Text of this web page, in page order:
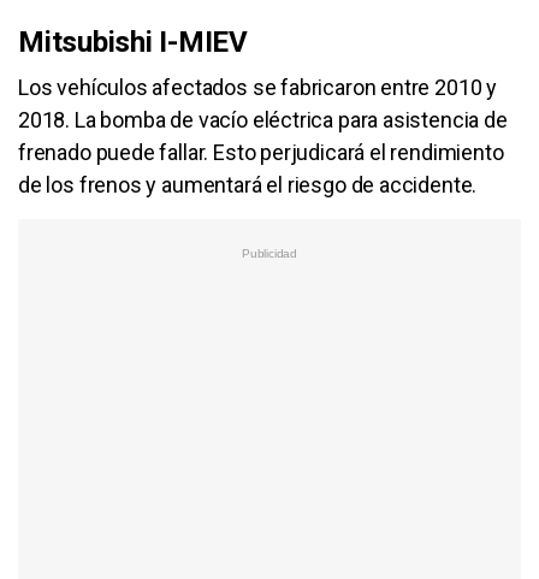
Mitsubishi I-MIEV
Los vehículos afectados se fabricaron entre 2010 y
2018. La bomba de vacío eléctrica para asistencia de
frenado puede fallar. Esto perjudicará el rendimiento
de los frenos y aumentará el riesgo de accidente.